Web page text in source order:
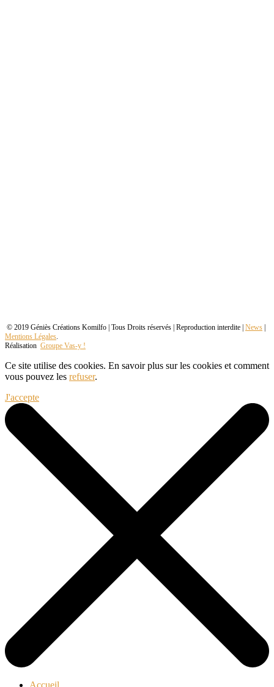
© 2019 Géniès Créations Komilfo | Tous Droits réservés | Reproduction interdite | News
Mentions Légales.
Réalisation Groupe Vas-y !
Ce site utilise des cookies. En savoir plus sur les cookies et comment
vous pouvez les refuser.
J'accepte